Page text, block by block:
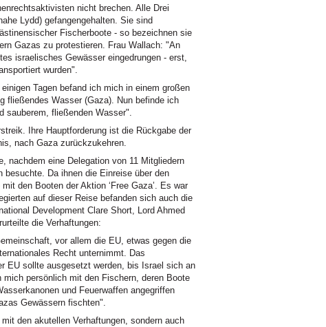
nicht brechen. Alle Drei
Lydd) gefangengehalten. Sie sind
Fischerboote - so bezeichnen sie
Gazas zu protestieren. Frau Wallach: "An
israelisches Gewässer eingedrungen - erst,
wurden".
Tagen befand ich mich in einem großen
fließendes Wasser (Gaza). Nun befinde ich
sauberem, fließenden Wasser".
Ihre Hauptforderung ist die Rückgabe der
nach Gaza zurückzukehren.
nachdem eine Delegation von 11 Mitgliedern
Da ihnen die Einreise über den
den Booten der Aktion ‘Free Gaza’. Es war
auf dieser Reise befanden sich auch die
Development Clare Short, Lord Ahmed
die Verhaftungen:
vor allem die EU, etwas gegen die
Recht unternimmt. Das
EU sollte ausgesetzt werden, bis Israel sich an
persönlich mit den Fischern, deren Boote
und Feuerwaffen angegriffen
Gewässern fischten".
den akutellen Verhaftungen, sondern auch